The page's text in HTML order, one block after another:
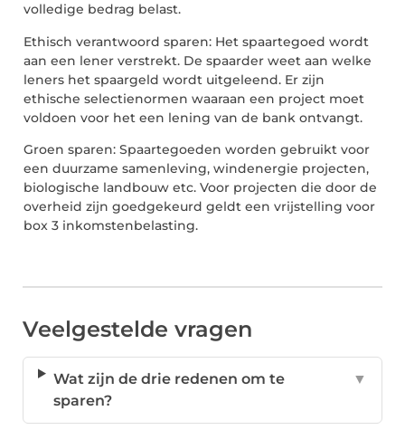
volledige bedrag belast.
Ethisch verantwoord sparen: Het spaartegoed wordt
aan een lener verstrekt. De spaarder weet aan welke
leners het spaargeld wordt uitgeleend. Er zijn
ethische selectienormen waaraan een project moet
voldoen voor het een lening van de bank ontvangt.
Groen sparen: Spaartegoeden worden gebruikt voor
een duurzame samenleving, windenergie projecten,
biologische landbouw etc. Voor projecten die door de
overheid zijn goedgekeurd geldt een vrijstelling voor
box 3 inkomstenbelasting.
Veelgestelde vragen
Wat zijn de drie redenen om te
sparen?
▼